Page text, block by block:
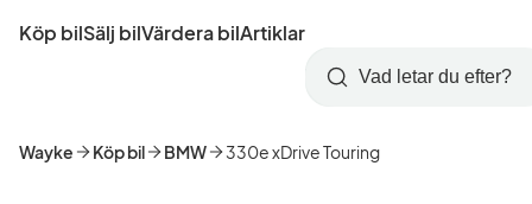
till
Startsida
Köp bilSälj bilVärdera bilArtiklar
Skapa
konto
Logga
in
Sök
Wayke Köp bil BMW 330e xDrive Touring